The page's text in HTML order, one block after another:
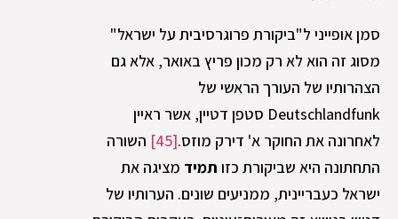
סמן אופייני ל"ביקורת פרוגרסיבית על ישראל"
מסוג זה הוא לא רק מכון פריץ באואר, אלא גם
הצהרותיו של העורך הראשי של
Deutschlandfunk סטפן דטיין, אשר ראיין
לאחרונה את החוקר א' דירק מוזס.[45]
השורה
התחתונה היא שביקורת כזותמידמציגה את
ישראל כעבריינית, ממניעים שונים. הערותיו של